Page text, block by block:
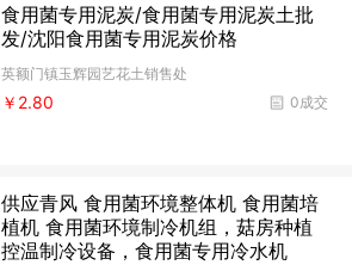
食用菌专用泥炭/食用菌专用泥炭土批
发/沈阳食用菌专用泥炭价格
英额门镇玉辉园艺花土销售处
0成交
￥2.80
供应青风 食用菌环境整体机 食用菌培
植机 食用菌环境制冷机组，菇房种植
控温制冷设备，食用菌专用冷水机